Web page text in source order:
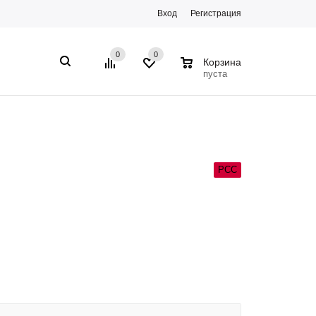
Вход Регистрация
0 0
Корзина
пуста
РСС